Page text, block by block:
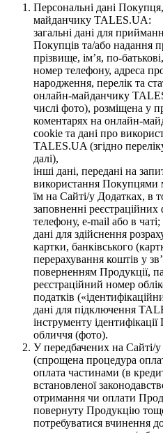
Персональні дані
майданчику TALES.UA:
загальні дані для
Покупців та/або надання
прізвище, ім’я, по-
номер телефону, адреса
народження, перелік та
онлайн-майданчику
числі фото), розміщена у
коментарях на онлайн-
cookie та дані про
TALES.UA (згідно
далі),
інші дані, передані на
використання Покупцями
їм на Сайті/у Додатках, в
заповненні
телефону, e-mail або в чаті;
дані для здійснення
картки, банківського
перерахування коштів у
поверненням Продукції,
реєстраційний номер
податків
дані для підключення
інструменту
обличчя (фото).
У передбачених на Сайті/
(спрощена процедура
оплата частинами (в
встановленої
отримання чи оплати
повернуту Продукцію
потребуватися вчинення